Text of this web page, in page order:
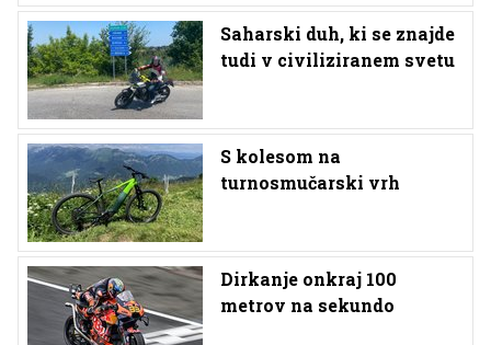
Saharski duh, ki se znajde
tudi v civiliziranem svetu
S kolesom na
turnosmučarski vrh
Dirkanje onkraj 100
metrov na sekundo